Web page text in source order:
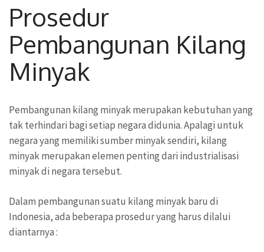
Prosedur
Pembangunan Kilang
Minyak
Pembangunan kilang minyak merupakan kebutuhan yang
tak terhindari bagi setiap negara didunia. Apalagi untuk
negara yang memiliki sumber minyak sendiri, kilang
minyak merupakan elemen penting dari industrialisasi
minyak di negara tersebut.
Dalam pembangunan suatu kilang minyak baru di
Indonesia, ada beberapa prosedur yang harus dilalui
diantarnya :